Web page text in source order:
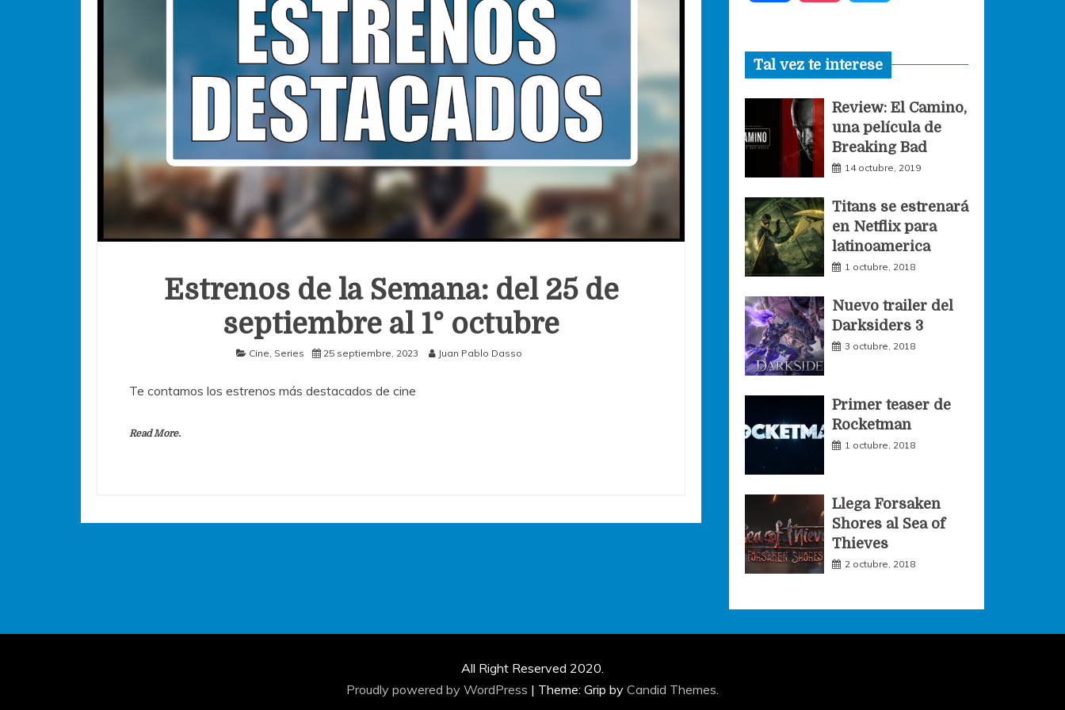
Estrenos de la Semana: del 25 de
septiembre al 1° octubre
Cine Series 25 septiembre, 2023 Juan Pablo Dasso
Te contamos los estrenos más destacados de cine
Read More.
c
e
b
o
o
s
t
a
g
r
m
i
t
t
r
Tal vez te interese
Review: El Camino,
una película de
Breaking Bad
14 octubre, 2019
Titans se estrenará
en Netflix para
latinoamerica
1 octubre, 2018
Nuevo trailer del
Darksiders 3
3 octubre, 2018
Primer teaser de
Rocketman
1 octubre, 2018
Llega Forsaken
Shores al Sea of
Thieves
2 octubre, 2018
All Right Reserved 2020.
Proudly powered by WordPress | Theme: Grip by Candid Themes.